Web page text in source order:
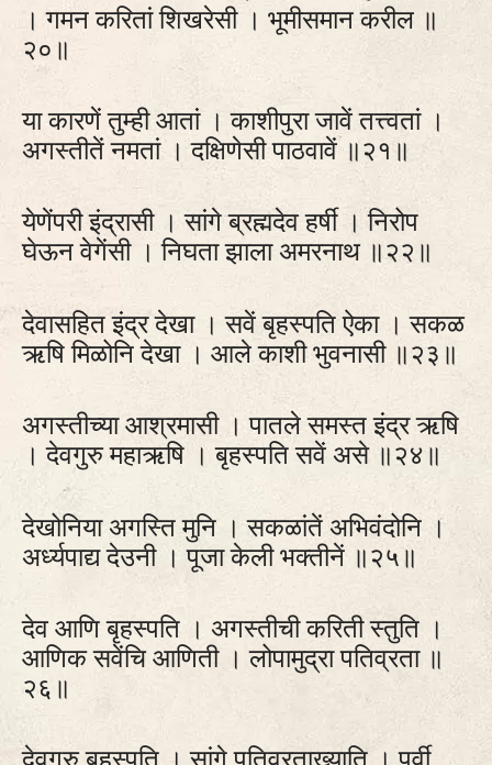
। गमन करितां शिखरेसी । भूमीसमान करील ॥
२०॥
या कारणें तुम्ही आतां । काशीपुरा जावें तत्त्वतां ।
अगस्तीतें नमतां । दक्षिणेसी पाठवावें ॥२१॥
येणेंपरी इंद्रासी । सांगे ब्रह्मदेव हर्षी । निरोप
घेऊन वेगेंसी । निघता झाला अमरनाथ ॥२२॥
देवासहित इंद्र देखा । सवें बृहस्पति ऐका । सकळ
ऋषि मिळोनि देखा । आले काशी भुवनासी ॥२३॥
अगस्तीच्या आश्रमासी । पातले समस्त इंद्र ऋषि
। देवगुरु महाऋषि । बृहस्पति सवें असे ॥२४॥
देखोनिया अगस्ति मुनि । सकळांतें अभिवंदोनि ।
अर्ध्यपाद्य देउनी । पूजा केली भक्तीनें ॥२५॥
देव आणि बृहस्पति । अगस्तीची करिती स्तुति ।
आणिक सवेंचि आणिती । लोपामुद्रा पतिव्रता ॥
२६॥